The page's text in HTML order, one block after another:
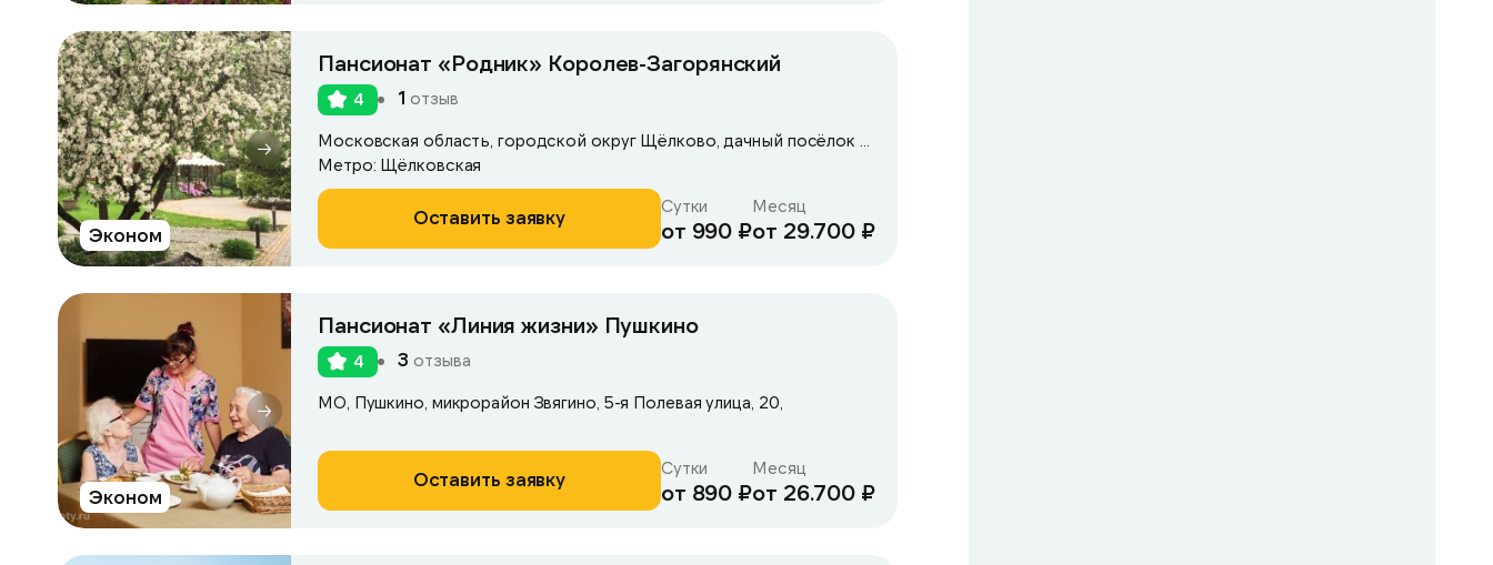
Эконом
Пансионат «Родник» Королев-Загорянский
4 1 отзыв
Метро: Щёлковская
Оставить заявку Сутки
от 990 ₽
Месяц
от 29.700 ₽
Эконом
Пансионат «Линия жизни» Пушкино
4 3 отзыва
МО, Пушкино, микрорайон Звягино, 5-я Полевая улица, 20,
Оставить заявку Сутки
от 890 ₽
Месяц
от 26.700 ₽